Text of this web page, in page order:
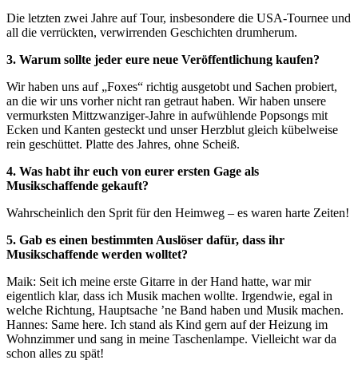
Die letzten zwei Jahre auf Tour, insbesondere die USA-Tournee und
all die verrückten, verwirrenden Geschichten drumherum.
3. Warum sollte jeder eure neue Veröffentlichung kaufen?
Wir haben uns auf „Foxes“ richtig ausgetobt und Sachen probiert,
an die wir uns vorher nicht ran getraut haben. Wir haben unsere
vermurksten Mittzwanziger-Jahre in aufwühlende Popsongs mit
Ecken und Kanten gesteckt und unser Herzblut gleich kübelweise
rein geschüttet. Platte des Jahres, ohne Scheiß.
4. Was habt ihr euch von eurer ersten Gage als
Musikschaffende gekauft?
Wahrscheinlich den Sprit für den Heimweg – es waren harte Zeiten!
5. Gab es einen bestimmten Auslöser dafür, dass ihr
Musikschaffende werden wolltet?
Maik: Seit ich meine erste Gitarre in der Hand hatte, war mir
eigentlich klar, dass ich Musik machen wollte. Irgendwie, egal in
welche Richtung, Hauptsache ’ne Band haben und Musik machen.
Hannes: Same here. Ich stand als Kind gern auf der Heizung im
Wohnzimmer und sang in meine Taschenlampe. Vielleicht war da
schon alles zu spät!